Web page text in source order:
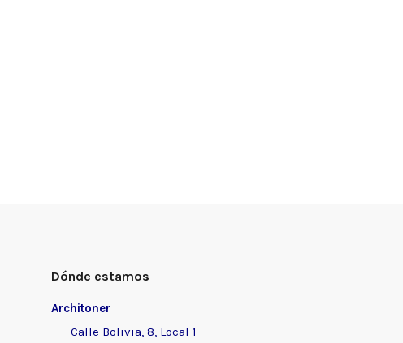
Dónde estamos
Architoner
Calle Bolivia, 8, Local 1